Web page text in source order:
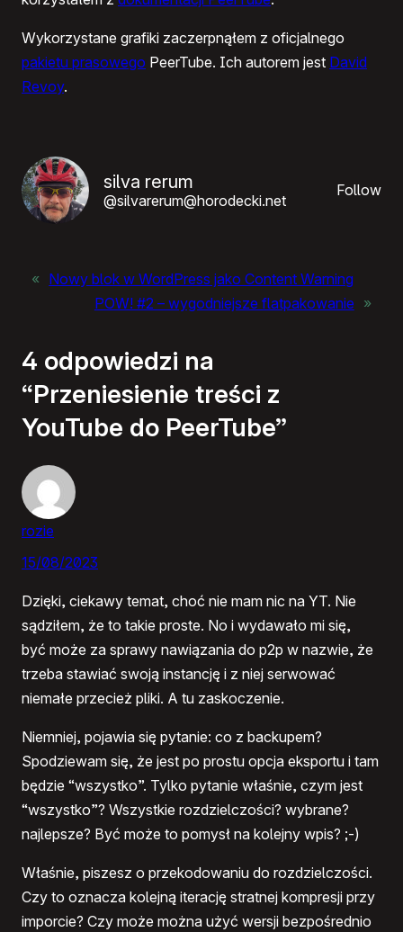
Wykorzystane grafiki zaczerpnąłem z oficjalnego
pakietu prasowego PeerTube. Ich autorem jest David
Revoy.
silva rerum
@silvarerum@horodecki.net
Follow
« Nowy blok w WordPress jako Content Warning
POW! #2 – wygodniejsze flatpakowanie »
4 odpowiedzi na
“Przeniesienie treści z
YouTube do PeerTube”
rozie
15/08/2023
Dzięki, ciekawy temat, choć nie mam nic na YT. Nie
sądziłem, że to takie proste. No i wydawało mi się,
być może za sprawy nawiązania do p2p w nazwie, że
trzeba stawiać swoją instancję i z niej serwować
niemałe przecież pliki. A tu zaskoczenie.
Niemniej, pojawia się pytanie: co z backupem?
Spodziewam się, że jest po prostu opcja eksportu i tam
będzie “wszystko”. Tylko pytanie właśnie, czym jest
“wszystko”? Wszystkie rozdzielczości? wybrane?
najlepsze? Być może to pomysł na kolejny wpis? ;-)
Właśnie, piszesz o przekodowaniu do rozdzielczości.
Czy to oznacza kolejną iterację stratnej kompresji przy
imporcie? Czy może można użyć wersji bezpośrednio